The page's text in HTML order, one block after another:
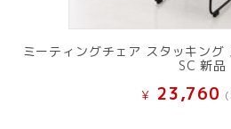
ミーティングチェア スタッキン
SC 新品
¥ 23,760 (